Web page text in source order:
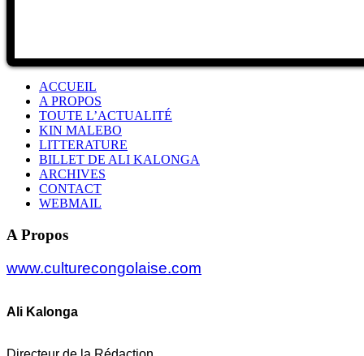
ACCUEIL
A PROPOS
TOUTE L’ACTUALITÉ
KIN MALEBO
LITTERATURE
BILLET DE ALI KALONGA
ARCHIVES
CONTACT
WEBMAIL
A Propos
www.culturecongolaise.com
Ali Kalonga